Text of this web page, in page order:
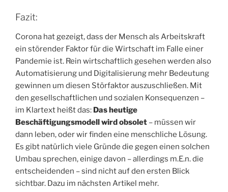
Fazit:
Corona hat gezeigt, dass der Mensch als Arbeitskraft
ein störender Faktor für die Wirtschaft im Falle einer
Pandemie ist. Rein wirtschaftlich gesehen werden also
Automatisierung und Digitalisierung mehr Bedeutung
gewinnen um diesen Störfaktor auszuschließen. Mit
den gesellschaftlichen und sozialen Konsequenzen –
im Klartext heißt das: Das heutige
Beschäftigungsmodell wird obsolet – müssen wir
dann leben, oder wir finden eine menschliche Lösung.
Es gibt natürlich viele Gründe die gegen einen solchen
Umbau sprechen, einige davon – allerdings m.E.n. die
entscheidenden – sind nicht auf den ersten Blick
sichtbar. Dazu im nächsten Artikel mehr.